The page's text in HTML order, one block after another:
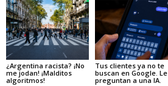
¿Argentina racista? ¡No
me jodan! ¡Malditos
algoritmos!
Tus clientes ya no te
buscan en Google. Le
preguntan a una IA.